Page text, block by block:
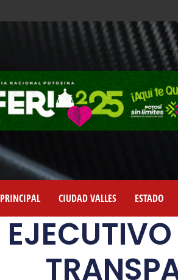
PRINCIPAL CIUDAD VALLES ESTADO